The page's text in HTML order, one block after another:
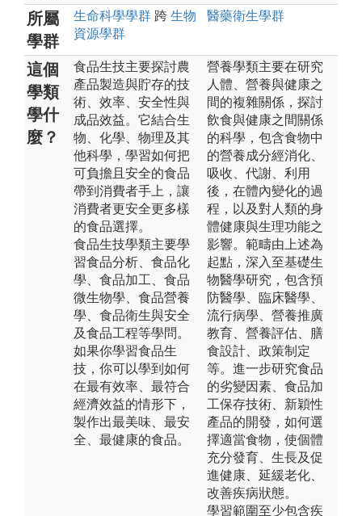
所屬
學群
生命科學學群 跨 生物
資源學群
醫藥衛生學群
這個
學類
學什
麼？
食品生技主要探討農
產品製造與貯存的技
術、效率、安全性與
成品效益。它結合生
物、化學、物理及其
他科學，學習如何把
可負擔且安全的食品
帶到消費者手上，讓
消費者更安全更多樣
的食品選擇。
食品生技學類主要學
習食品分析、食品化
學、食品加工、食品
微生物學、食品營養
學、食品衛生與安全
及食品工程等學問。
如果你學習食品生
技，你可以學到如何
在最有效率、最符合
經濟效益的情形下，
製作出最美味、最安
全、最健康的食品。
營養學類主要在研究
人體、營養與健康之
間的複雜關係，探討
飲食與健康之間關係
的科學，包含食物中
的營養成分經消化、
吸收、代謝、利用
後，在體內變化的過
程，以及對人類的身
體健康與生理功能之
影響。範疇由上述為
起點，深入至基礎生
物醫學研究，包含預
防醫學、臨床醫學、
流行病學、營養推廣
教育、營養評估、膳
食設計、政策制定
等。進一步研究食品
的劣變因素、食品加
工保存技術、新穎性
產品的開發，如何選
擇適當食物，使個體
充分發育、生長及促
進健康、延緩老化、
改善疾病狀態。
學習範圍至少包含疾